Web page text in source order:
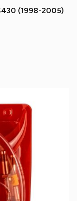
Przewody hamulcowe HEL Lexus GS430 (1998-2005)